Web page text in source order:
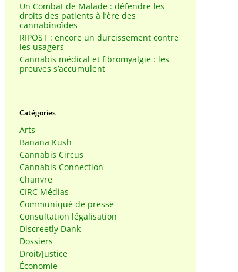
Un Combat de Malade : défendre les
droits des patients à l’ère des
cannabinoïdes
RIPOST : encore un durcissement contre
les usagers
Cannabis médical et fibromyalgie : les
preuves s’accumulent
Catégories
Arts
Banana Kush
Cannabis Circus
Cannabis Connection
Chanvre
CIRC Médias
Communiqué de presse
Consultation légalisation
Discreetly Dank
Dossiers
Droit/Justice
Économie